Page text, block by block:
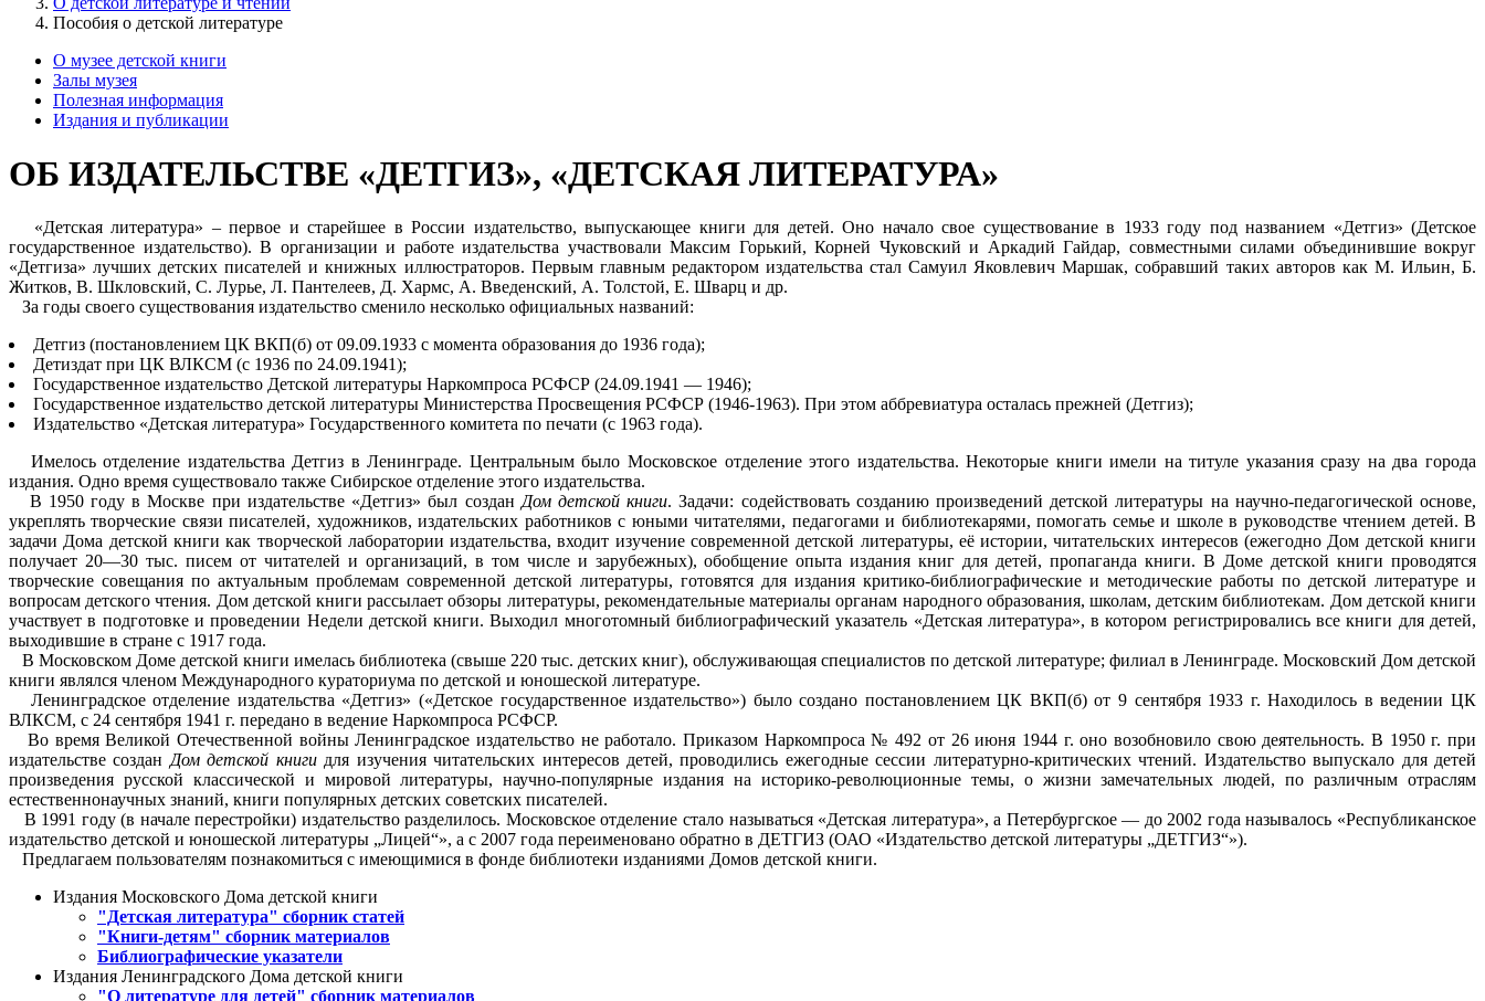
Пособия о детской литературе
О музее детской книги
Залы музея
Полезная информация
Издания и публикации
ОБ ИЗДАТЕЛЬСТВЕ «ДЕТГИЗ», «ДЕТСКАЯ ЛИТЕРАТУРА»
«Детская литература» – первое и старейшее в России издательство, выпускающее книги для детей. Оно начало свое существование в 1933 году под названием «Детгиз» (Детское
государственное издательство). В организации и работе издательства участвовали Максим Горький, Корней Чуковский и Аркадий Гайдар, совместными силами объединившие вокруг
«Детгиза» лучших детских писателей и книжных иллюстраторов. Первым главным редактором издательства стал Самуил Яковлевич Маршак, собравший таких авторов как М. Ильин, Б.
Житков, В. Шкловский, С. Лурье, Л. Пантелеев, Д. Хармс, А. Введенский, А. Толстой, Е. Шварц и др.
За годы своего существования издательство сменило несколько официальных названий:
Детгиз (постановлением ЦК ВКП(б) от 09.09.1933 с момента образования до 1936 года);
Детиздат при ЦК ВЛКСМ (с 1936 по 24.09.1941);
Государственное издательство Детской литературы Наркомпроса РСФСР (24.09.1941 — 1946);
Государственное издательство детской литературы Министерства Просвещения РСФСР (1946-1963). При этом аббревиатура осталась прежней (Детгиз);
Издательство «Детская литература» Государственного комитета по печати (с 1963 года).
Имелось отделение издательства Детгиз в Ленинграде. Центральным было Московское отделение этого издательства. Некоторые книги имели на титуле указания сразу на два города
издания. Одно время существовало также Сибирское отделение этого издательства.
В 1950 году в Москве при издательстве «Детгиз» был созданДом детской книги. Задачи: содействовать созданию произведений детской литературы на научно-педагогической основе,
укреплять творческие связи писателей, художников, издательских работников с юными читателями, педагогами и библиотекарями, помогать семье и школе в руководстве чтением детей. В
задачи Дома детской книги как творческой лаборатории издательства, входит изучение современной детской литературы, её истории, читательских интересов (ежегодно Дом детской книги
получает 20—30 тыс. писем от читателей и организаций, в том числе и зарубежных), обобщение опыта издания книг для детей, пропаганда книги. В Доме детской книги проводятся
творческие совещания по актуальным проблемам современной детской литературы, готовятся для издания критико-библиографические и методические работы по детской литературе и
вопросам детского чтения. Дом детской книги рассылает обзоры литературы, рекомендательные материалы органам народного образования, школам, детским библиотекам. Дом детской книги
участвует в подготовке и проведении Недели детской книги. Выходил многотомный библиографический указатель «Детская литература», в котором регистрировались все книги для детей,
выходившие в стране с 1917 года.
В Московском Доме детской книги имелась библиотека (свыше 220 тыс. детских книг), обслуживающая специалистов по детской литературе; филиал в Ленинграде. Московский Дом детской
книги являлся членом Международного кураториума по детской и юношеской литературе.
Ленинградское отделение издательства «Детгиз» («Детское государственное издательство») было создано постановлением ЦК ВКП(б) от 9 сентября 1933 г. Находилось в ведении ЦК
ВЛКСМ, с 24 сентября 1941 г. передано в ведение Наркомпроса РСФСР.
Во время Великой Отечественной войны Ленинградское издательство не работало. Приказом Наркомпроса № 492 от 26 июня 1944 г. оно возобновило свою деятельность. В 1950 г. при
издательстве созданДом детской книгидля изучения читательских интересов детей, проводились ежегодные сессии литературно-критических чтений. Издательство выпускало для детей
произведения русской классической и мировой литературы, научно-популярные издания на историко-революционные темы, о жизни замечательных людей, по различным отраслям
естественнонаучных знаний, книги популярных детских советских писателей.
В 1991 году (в начале перестройки) издательство разделилось. Московское отделение стало называться «Детская литература», а Петербургское — до 2002 года называлось «Республиканское
издательство детской и юношеской литературы „Лицей“», а с 2007 года переименовано обратно в ДЕТГИЗ (ОАО «Издательство детской литературы „ДЕТГИЗ“»).
Предлагаем пользователям познакомиться с имеющимися в фонде библиотеки изданиями Домов детской книги.
Издания Московского Дома детской книги
"Детская литература" сборник статей
"Книги-детям" сборник материалов
Библиографические указатели
Издания Ленинградского Дома детской книги
"О литературе для детей" сборник материалов